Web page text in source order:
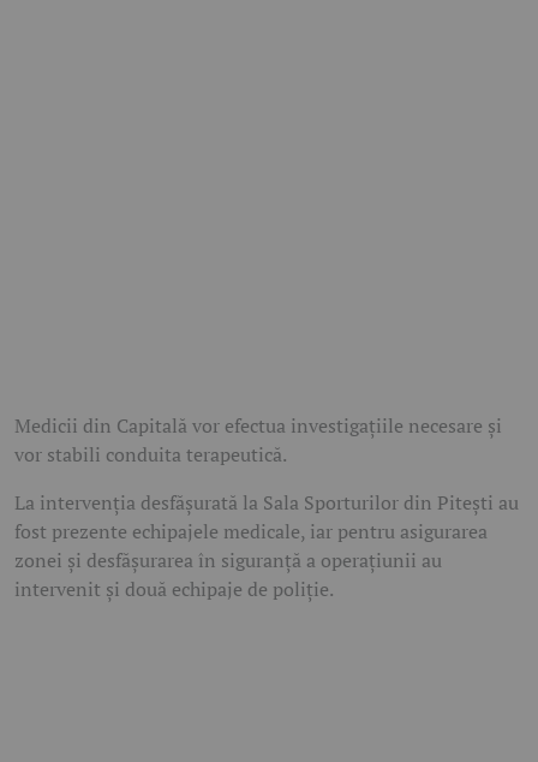
Medicii din Capitală vor efectua investigațiile necesare și
vor stabili conduita terapeutică.
La intervenția desfășurată la Sala Sporturilor din Pitești au
fost prezente echipajele medicale, iar pentru asigurarea
zonei și desfășurarea în siguranță a operațiunii au
intervenit și două echipaje de poliție.